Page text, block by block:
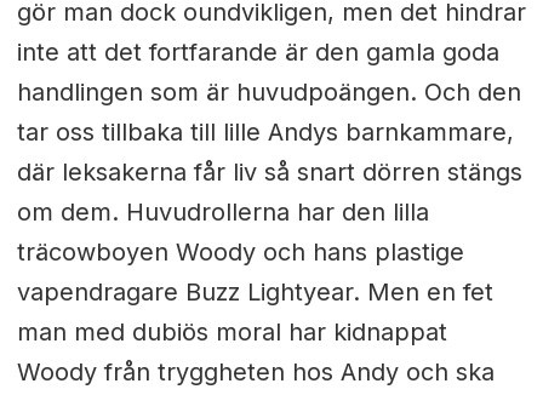
gör man dock oundvikligen, men det hindrar
inte att det fortfarande är den gamla goda
handlingen som är huvudpoängen. Och den
tar oss tillbaka till lille Andys barnkammare,
där leksakerna får liv så snart dörren stängs
om dem. Huvudrollerna har den lilla
träcowboyen Woody och hans plastige
vapendragare Buzz Lightyear. Men en fet
man med dubiös moral har kidnappat
Woody från tryggheten hos Andy och ska